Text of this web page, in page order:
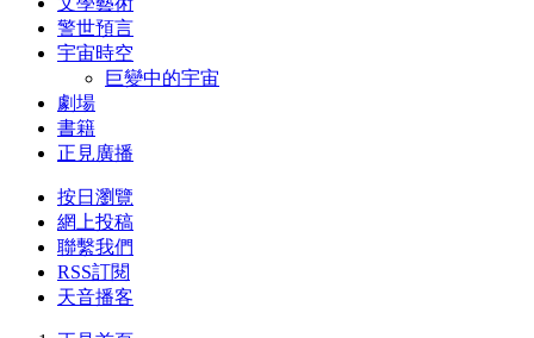
警世預言
宇宙時空
巨變中的宇宙
劇場
書籍
正見廣播
按日瀏覽
網上投稿
聯繫我們
RSS訂閱
天音播客